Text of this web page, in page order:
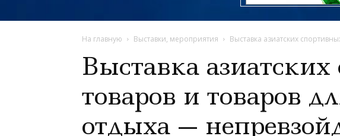
На главную Выставки, мероприятия Выставка азиатских
Выставка
товаров и товаров
отдыха —